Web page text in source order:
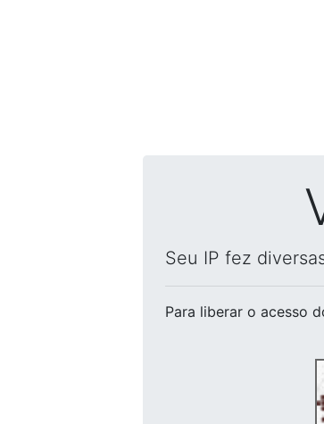
Seu IP fez
Para liberar o acesso